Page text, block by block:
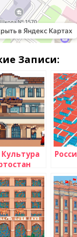
Записи:
Культура